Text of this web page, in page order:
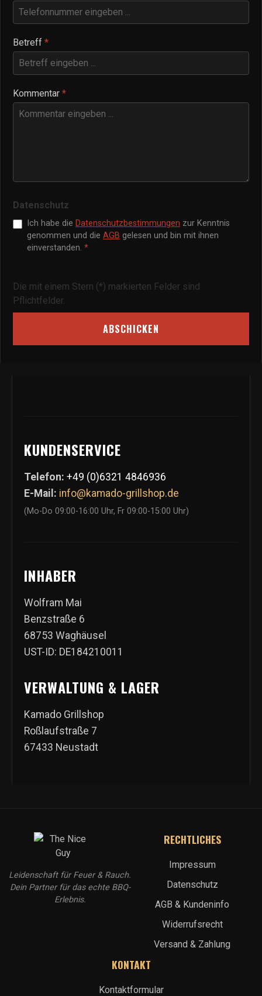
Betreff *
Kommentar *
Datenschutz
Ich habe die Datenschutzbestimmungen zur Kenntnis
genommen und die AGB gelesen und bin mit ihnen
einverstanden. *
Die mit einem Stern (*) markierten Felder sind
Pflichtfelder.
ABSCHICKEN
KUNDENSERVICE
Telefon: +49 (0)6321 4846936
E-Mail: info@kamado-grillshop.de
(Mo-Do 09:00-16:00 Uhr, Fr 09:00-15:00 Uhr)
INHABER
Wolfram Mai
Benzstraße 6
68753 Waghäusel
UST-ID: DE184210011
VERWALTUNG & LAGER
Kamado Grillshop
Roßlaufstraße 7
67433 Neustadt
Leidenschaft für Feuer & Rauch.
Dein Partner für das echte BBQ-
Erlebnis.
RECHTLICHES
Impressum
Datenschutz
AGB & Kundeninfo
Widerrufsrecht
Versand & Zahlung
KONTAKT
Kontaktformular